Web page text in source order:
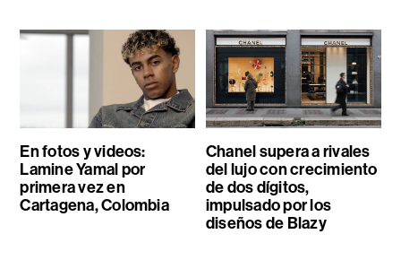
En fotos y videos:
Lamine Yamal por
primera vez en
Cartagena, Colombia
Chanel supera a rivales
del lujo con crecimiento
de dos dígitos,
impulsado por los
diseños de Blazy